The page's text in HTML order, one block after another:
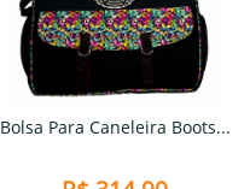
Bolsa Para Caneleira Boots...